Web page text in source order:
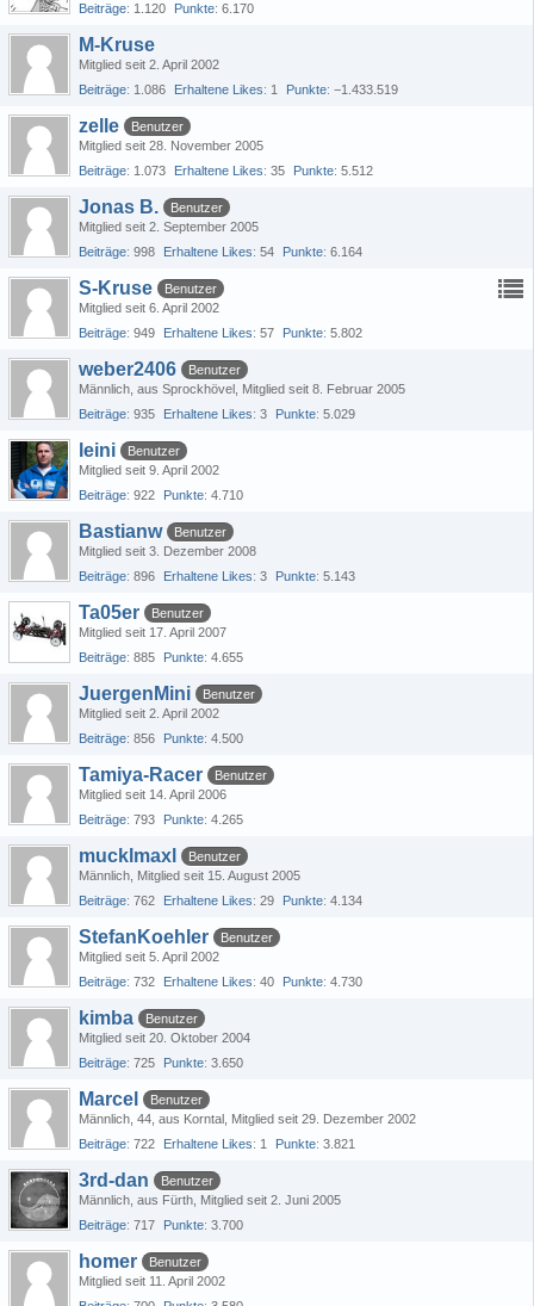
Beiträge 1.120 Punkte 6.170
M-Kruse
Mitglied seit 2. April 2002
Beiträge 1.086 Erhaltene Likes 1 Punkte −1.433.519
zelle
Benutzer
Mitglied seit 28. November 2005
Beiträge 1.073 Erhaltene Likes 35 Punkte 5.512
Jonas B.
Benutzer
Mitglied seit 2. September 2005
Beiträge 998 Erhaltene Likes 54 Punkte 6.164
S-Kruse
Benutzer
Mitglied seit 6. April 2002
Beiträge 949 Erhaltene Likes 57 Punkte 5.802
weber2406
Benutzer
Männlich aus Sprockhövel Mitglied seit 8. Februar 2005
Beiträge 935 Erhaltene Likes 3 Punkte 5.029
leini
Benutzer
Mitglied seit 9. April 2002
Beiträge 922 Punkte 4.710
Bastianw
Benutzer
Mitglied seit 3. Dezember 2008
Beiträge 896 Erhaltene Likes 3 Punkte 5.143
Ta05er
Benutzer
Mitglied seit 17. April 2007
Beiträge 885 Punkte 4.655
JuergenMini
Benutzer
Mitglied seit 2. April 2002
Beiträge 856 Punkte 4.500
Tamiya-Racer
Benutzer
Mitglied seit 14. April 2006
Beiträge 793 Punkte 4.265
mucklmaxl
Benutzer
Männlich Mitglied seit 15. August 2005
Beiträge 762 Erhaltene Likes 29 Punkte 4.134
StefanKoehler
Benutzer
Mitglied seit 5. April 2002
Beiträge 732 Erhaltene Likes 40 Punkte 4.730
kimba
Benutzer
Mitglied seit 20. Oktober 2004
Beiträge 725 Punkte 3.650
Marcel
Benutzer
Männlich 44 aus Korntal Mitglied seit 29. Dezember 2002
Beiträge 722 Erhaltene Likes 1 Punkte 3.821
3rd-dan
Benutzer
Männlich aus Fürth Mitglied seit 2. Juni 2005
Beiträge 717 Punkte 3.700
homer
Benutzer
Mitglied seit 11. April 2002